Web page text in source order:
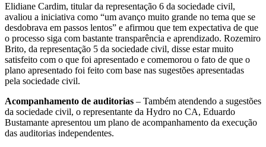
Elidiane Cardim, titular da representação 6 da sociedade civil,
avaliou a iniciativa como “um avanço muito grande no tema que se
desdobrava em passos lentos” e afirmou que tem expectativa de que
o processo siga com bastante transparência e aprendizado. Rozemiro
Brito, da representação 5 da sociedade civil, disse estar muito
satisfeito com o que foi apresentado e comemorou o fato de que o
plano apresentado foi feito com base nas sugestões apresentadas
pela sociedade civil.
Acompanhamento de auditorias – Também atendendo a sugestões
da sociedade civil, o representante da Hydro no CA, Eduardo
Bustamante apresentou um plano de acompanhamento da execução
das auditorias independentes.